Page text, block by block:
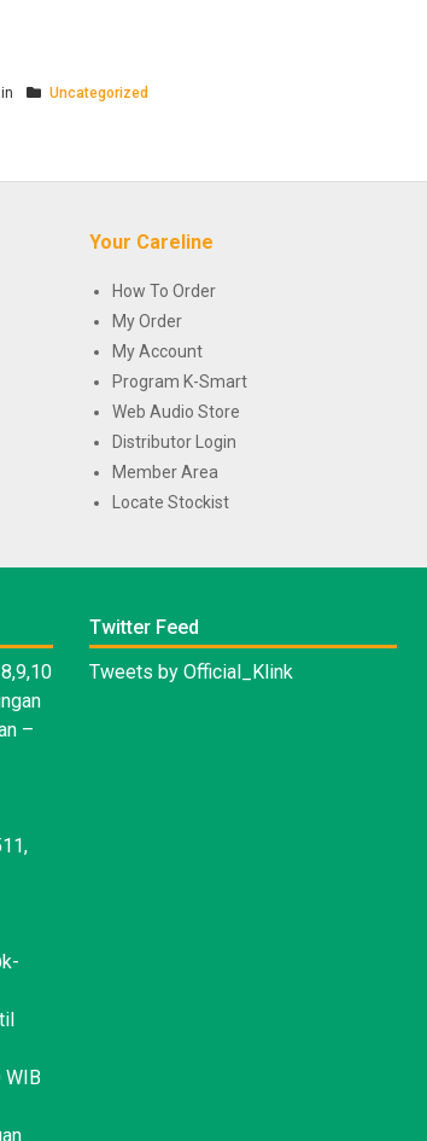
Uncategorized
Your Careline
How To Order
My Order
My Account
Program K-Smart
Web Audio Store
Distributor Login
Member Area
Locate Stockist
–
WIB
Twitter Feed
Tweets by Official_Klink